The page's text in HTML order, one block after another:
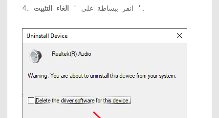
4. انقر ببساطة على ' الغاء التثبيت '.